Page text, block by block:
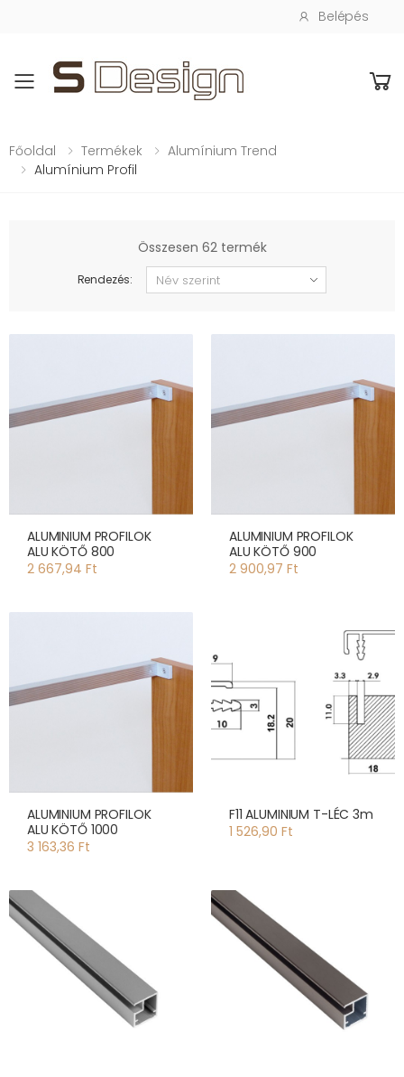
Belépés
Toggle mobile menu
Főoldal Termékek
Alumínium Trend
Alumínium Profil
Összesen 62 termék
Rendezés:
ALUMINIUM PROFILOK
ALU KÖTŐ 800
2 667,94 Ft
ALUMINIUM PROFILOK
ALU KÖTŐ 900
2 900,97 Ft
ALUMINIUM PROFILOK
ALU KÖTŐ 1000
3 163,36 Ft
F11 ALUMINIUM T-LÉC 3m
1 526,90 Ft